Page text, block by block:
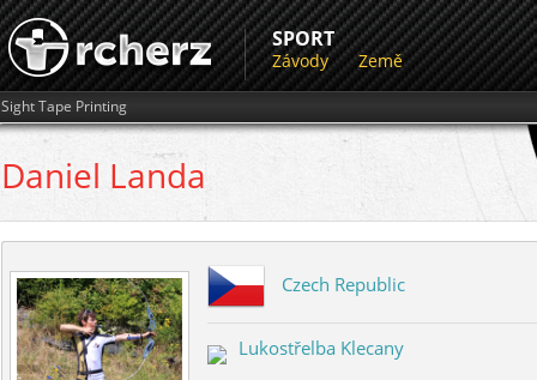
SPORT
Závody Země
Sight Tape Printing
Daniel Landa
Czech Republic
Lukostřelba Klecany